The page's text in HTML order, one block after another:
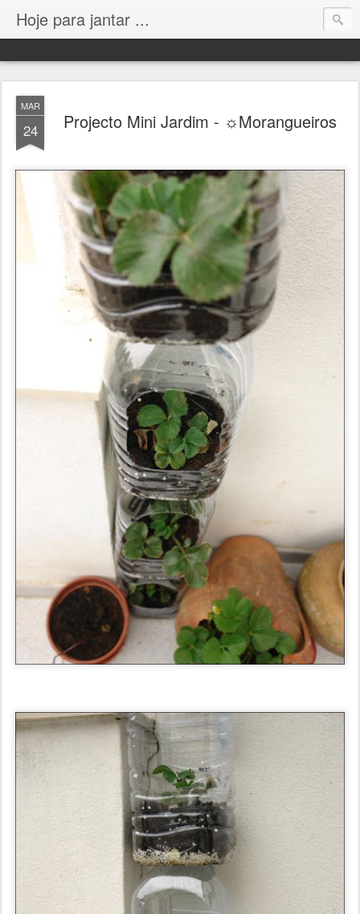
Hoje para jantar ...
MAR
24 Projecto Mini Jardim - ☼Morangueiros